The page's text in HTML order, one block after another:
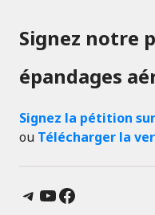
Signez notre
épandages
Signez la pétition
ou Télécharger la
Telegram
YouTube
Facebook